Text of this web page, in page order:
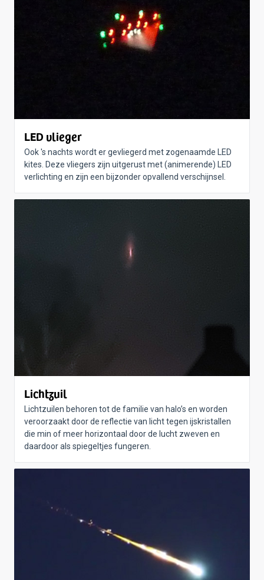
LED vlieger
Ook 's nachts wordt er gevliegerd met zogenaamde LED
kites. Deze vliegers zijn uitgerust met (animerende) LED
verlichting en zijn een bijzonder opvallend verschijnsel.
Lichtzuil
Lichtzuilen behoren tot de familie van halo’s en worden
veroorzaakt door de reflectie van licht tegen ijskristallen
die min of meer horizontaal door de lucht zweven en
daardoor als spiegeltjes fungeren.